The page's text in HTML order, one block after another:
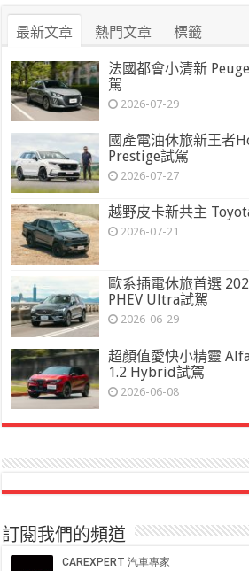
最新文章 熱門文章 標籤
法國都會小清新
駕
2026-07-29
國產電油休旅新王者
Prestige試駕
2026-07-27
越野皮卡新共主
2026-07-21
歐系插電休旅首選
PHEV Ultra試駕
2026-06-29
超顏值愛快小精靈
1.2 Hybrid試駕
2026-06-08
訂閱我們的頻道